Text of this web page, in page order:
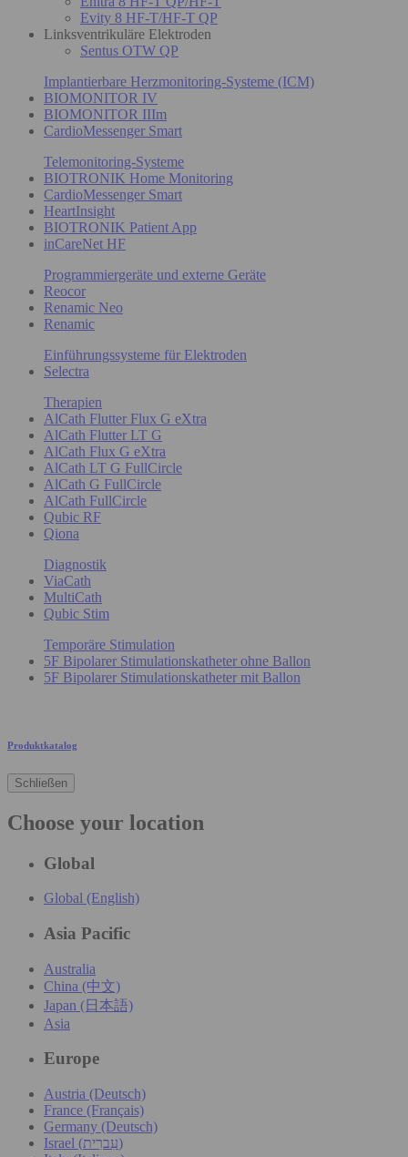
Evity 8 HF-T/HF-T QP
Linksventrikuläre Elektroden
Sentus OTW QP
Implantierbare Herzmonitoring-Systeme (ICM)
BIOMONITOR IV
BIOMONITOR IIIm
CardioMessenger Smart
Telemonitoring-Systeme
BIOTRONIK Home Monitoring
CardioMessenger Smart
HeartInsight
BIOTRONIK Patient App
inCareNet HF
Programmiergeräte und externe Geräte
Reocor
Renamic Neo
Renamic
Einführungssysteme für Elektroden
Selectra
Therapien
AlCath Flutter Flux G eXtra
AlCath Flutter LT G
AlCath Flux G eXtra
AlCath LT G FullCircle
AlCath G FullCircle
AlCath FullCircle
Qubic RF
Qiona
Diagnostik
ViaCath
MultiCath
Qubic Stim
Temporäre Stimulation
5F Bipolarer Stimulationskatheter ohne Ballon
5F Bipolarer Stimulationskatheter mit Ballon
Produktkatalog
Schließen
Choose your location
Global
Global (English)
Asia Pacific
Australia
China (中文)
Japan (日本語)
Asia
Europe
Austria (Deutsch)
France (Français)
Germany (Deutsch)
Israel (עִברִית)